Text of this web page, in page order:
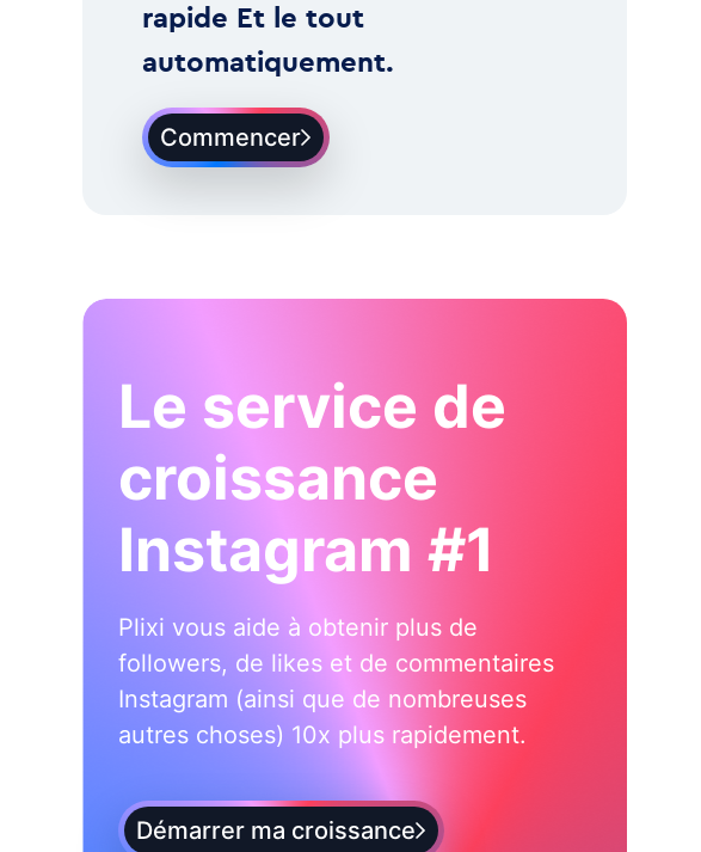
rapide Et le tout
automatiquement.
Commencer
Le service de
croissance
Instagram #1
Plixi vous aide à obtenir plus de
followers, de likes et de commentaires
Instagram (ainsi que de nombreuses
autres choses) 10x plus rapidement.
Démarrer ma croissance